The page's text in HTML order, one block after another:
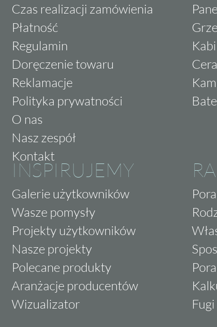
Czas realizacji zamówienia
Płatność
Regulamin
Doręczenie towaru
Reklamacje
Polityka prywatności
O nas
Nasz zespół
Kontakt
INSPIRUJEMY
Galerie użytkowników
Wasze pomysły
Projekty użytkowników
Nasze projekty
Polecane produkty
Aranżacje producentów
Wizualizator